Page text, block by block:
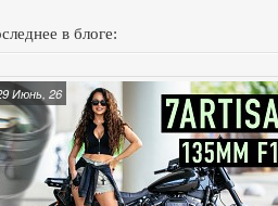
в блоге:
Июнь, 26